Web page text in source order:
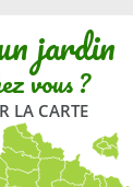
jardin
vous ?
LA CARTE